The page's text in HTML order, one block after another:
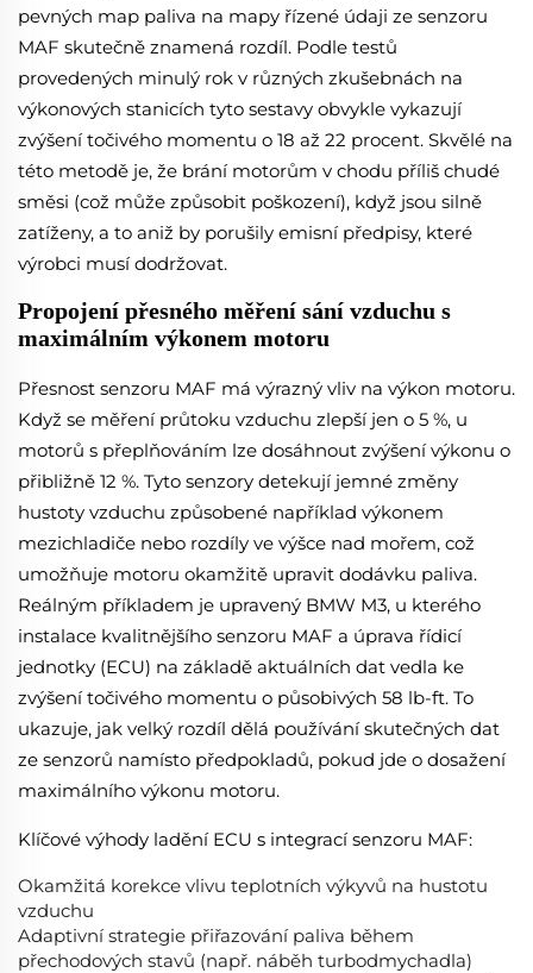
pevných map paliva na mapy řízené údaji ze senzoru
MAF skutečně znamená rozdíl. Podle testů
provedených minulý rok v různých zkušebnách na
výkonových stanicích tyto sestavy obvykle vykazují
zvýšení točivého momentu o 18 až 22 procent. Skvělé na
této metodě je, že brání motorům v chodu příliš chudé
směsi (což může způsobit poškození), když jsou silně
zatíženy, a to aniž by porušily emisní předpisy, které
výrobci musí dodržovat.
Propojení přesného měření sání vzduchu s
maximálním výkonem motoru
Přesnost senzoru MAF má výrazný vliv na výkon motoru.
Když se měření průtoku vzduchu zlepší jen o 5 %, u
motorů s přeplňováním lze dosáhnout zvýšení výkonu o
přibližně 12 %. Tyto senzory detekují jemné změny
hustoty vzduchu způsobené například výkonem
mezichladiče nebo rozdíly ve výšce nad mořem, což
umožňuje motoru okamžitě upravit dodávku paliva.
Reálným příkladem je upravený BMW M3, u kterého
instalace kvalitnějšího senzoru MAF a úprava řídicí
jednotky (ECU) na základě aktuálních dat vedla ke
zvýšení točivého momentu o působivých 58 lb-ft. To
ukazuje, jak velký rozdíl dělá používání skutečných dat
ze senzorů namísto předpokladů, pokud jde o dosažení
maximálního výkonu motoru.
Klíčové výhody ladění ECU s integrací senzoru MAF:
Okamžitá korekce vlivu teplotních výkyvů na hustotu
vzduchu
Adaptivní strategie přiřazování paliva během
přechodových stavů (např. náběh turbodmychadla)